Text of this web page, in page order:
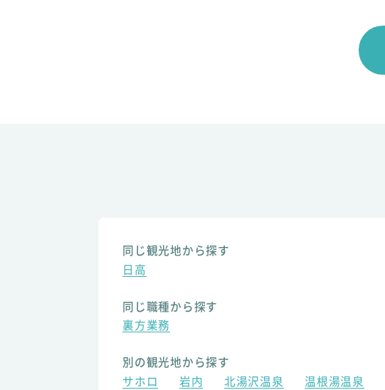
同じ観光地から探す
日高
同じ職種から探す
裏方業務
別の観光地から探す
サホロ
岩内 北湯沢温泉 温根湯温泉